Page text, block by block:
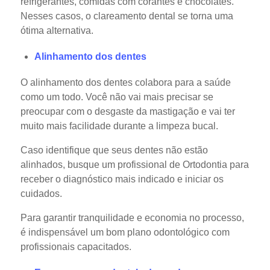
Nesses casos, o clareamento dental se torna uma
ótima alternativa.
Alinhamento dos dentes
O alinhamento dos dentes colabora para a saúde
como um todo. Você não vai mais precisar se
preocupar com o desgaste da mastigação e vai ter
muito mais facilidade durante a limpeza bucal.
Caso identifique que seus dentes não estão
alinhados, busque um profissional de Ortodontia para
receber o diagnóstico mais indicado e iniciar os
cuidados.
Para garantir tranquilidade e economia no processo,
é indispensável um bom plano odontológico com
profissionais capacitados.